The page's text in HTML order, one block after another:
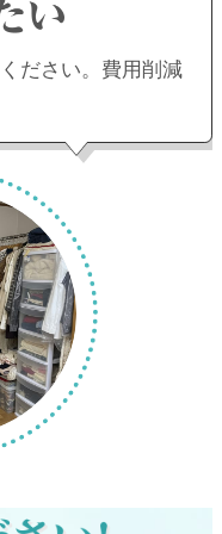
ださい。 費用削減